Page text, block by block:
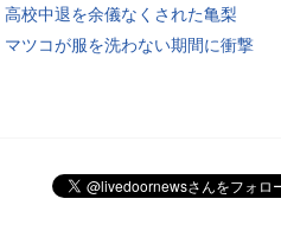
高校中退を余儀なくされた亀梨
マツコが服を洗わない期間に衝撃